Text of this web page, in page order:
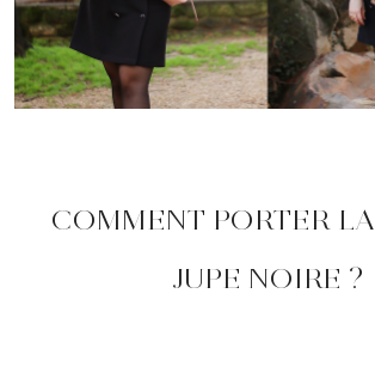
COMMENT PORTER
JUPE NOIRE ?